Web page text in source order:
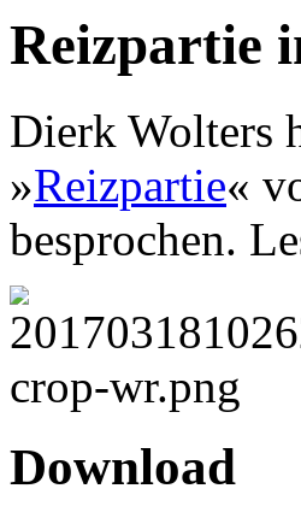
Reizpartie
Dierk Wolters
»Reizpartie«
besprochen.
Download